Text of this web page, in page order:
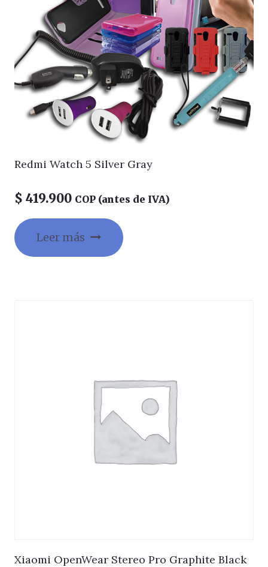
Redmi Watch 5 Silver Gray
$ 419.900 COP (antes de IVA)
Leer más
Xiaomi OpenWear Stereo Pro Graphite Black